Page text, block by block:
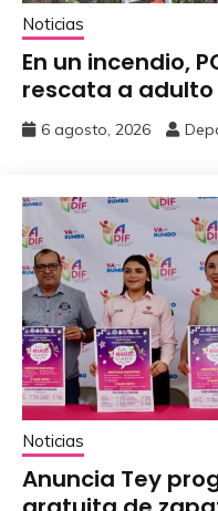
Noticias
En un incendio,
‎rescata a
6 agosto, 2026
Noticias
Anuncia Tey